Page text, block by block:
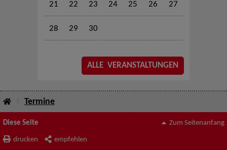
21 22 23 24 25 26 27
28 29 30
ALLE VERANSTALTUNGEN
Termine
Diese Seite
drucken empfehlen
Zum Seitenanfang